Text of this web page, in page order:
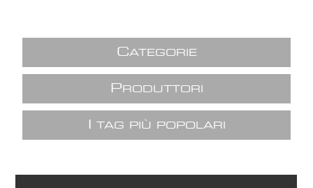
CATEGORIE
P RODUTTORI
TAG PIÙ POPOLARI